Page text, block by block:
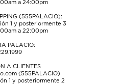
a 24:00pm
(555PALACIO):
1 y posteriormente 3
a 22:00pm
PALACIO:
A CLIENTES
(555PALACIO)
1 y posteriormente 2